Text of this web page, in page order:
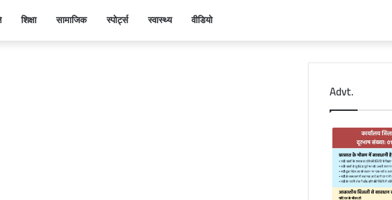
शिक्षा सामाजिक स्पोर्ट्स स्वास्थ्य वीडियो
Advt.